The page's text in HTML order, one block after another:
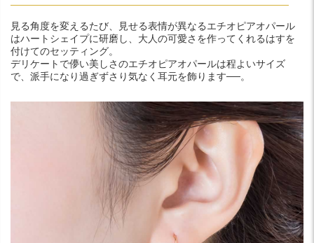
見る角度を変えるたび、見せる表情が異なるエチオピアオパール
はハートシェイプに研磨し、大人の可愛さを作ってくれるはすを
付けてのセッティング。
デリケートで儚い美しさのエチオピアオパールは程よいサイズ
で、派手になり過ぎずさり気なく耳元を飾ります──。